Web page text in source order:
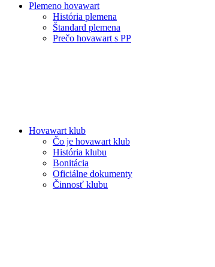
Plemeno hovawart
História plemena
Štandard plemena
Prečo hovawart s PP
Hovawart klub
Čo je hovawart klub
História klubu
Bonitácia
Oficiálne dokumenty
Činnosť klubu